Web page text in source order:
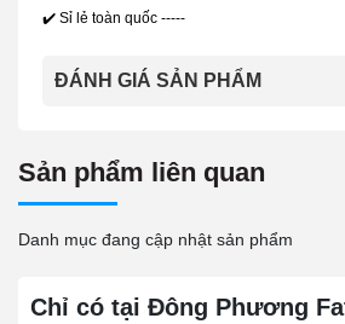
✔️ Sỉ lẻ toàn quốc -----
ĐÁNH GIÁ SẢN PHẨM
Sản phẩm liên quan
Danh mục đang cập nhật sản phẩm
Chỉ có tại Đông Phương